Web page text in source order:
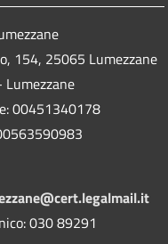
154, 25065 Lumezzane
00451340178
030 89291